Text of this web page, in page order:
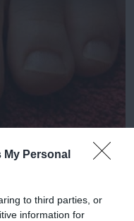
Personal
to third parties, or
information for
From A Drop Of